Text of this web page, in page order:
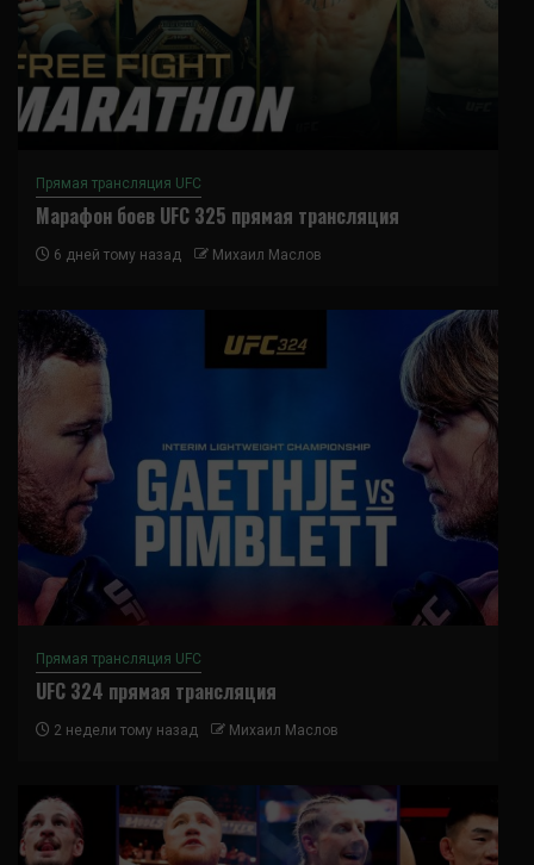
Прямая трансляция UFC
Марафон боев UFC 325 прямая трансляция
6 дней тому назад Михаил Маслов
Прямая трансляция UFC
UFC 324 прямая трансляция
2 недели тому назад Михаил Маслов